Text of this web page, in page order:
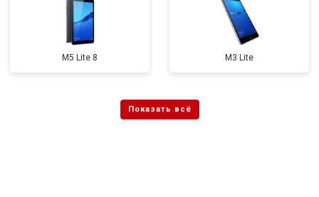
M5 Lite 8 M3 Lite